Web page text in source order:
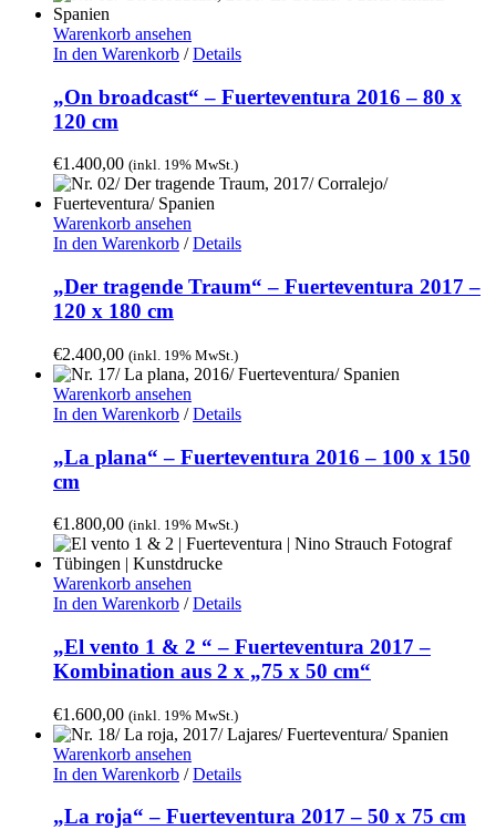
Warenkorb ansehen
In den Warenkorb / Details
„On broadcast“ – Fuerteventura 2016 – 80 x
120 cm
€1.400,00 (inkl. 19% MwSt.)
Warenkorb ansehen
In den Warenkorb / Details
„Der tragende Traum“ – Fuerteventura 2017 –
120 x 180 cm
€2.400,00 (inkl. 19% MwSt.)
Warenkorb ansehen
In den Warenkorb / Details
„La plana“ – Fuerteventura 2016 – 100 x 150
cm
€1.800,00 (inkl. 19% MwSt.)
Warenkorb ansehen
In den Warenkorb / Details
„El vento 1 & 2 “ – Fuerteventura 2017 –
Kombination aus 2 x „75 x 50 cm“
€1.600,00 (inkl. 19% MwSt.)
Warenkorb ansehen
In den Warenkorb / Details
„La roja“ – Fuerteventura 2017 – 50 x 75 cm